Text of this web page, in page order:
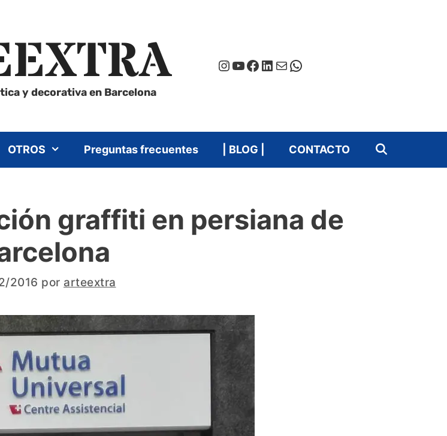
Instagram
YouTube
Facebook
LinkedIn
Correo electrónico
WhatsApp
y decorativa en Barcelona
OTROS Preguntas frecuentes | BLOG | CONTACTO
graffiti en persiana de
2016 por arteextra